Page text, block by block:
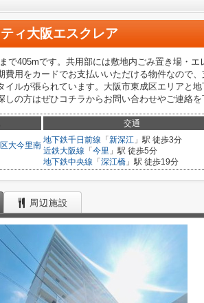
ィ大阪エスクレア
で405mです。共用部には敷地内ごみ置き場・
費用をカードでお支払いいただける物件なので
イルが張られています。大阪市東成区エリアと
しの方はぜひコチラからお問い合わせやご連絡を
交通
大今里南
地下鉄千日前線 「 新深江 」駅 徒歩3分
近鉄大阪線 「 今里 」駅 徒歩5分
地下鉄中央線 「 深江橋 」駅 徒歩19分
周辺施設